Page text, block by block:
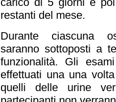
restanti del mese.
Durante ciascuna
saranno sottoposti a
funzionalità. Gli
effettuati una una
quelli delle urine